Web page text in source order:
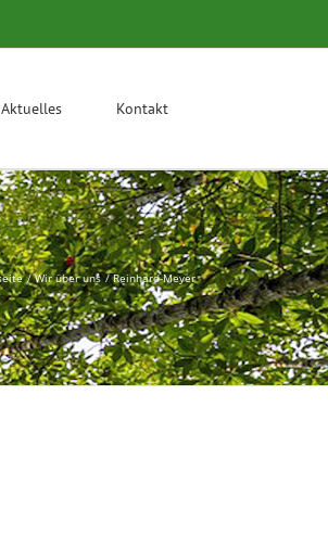
Aktuelles Kontakt
Wir über uns Reinhard-Meyer